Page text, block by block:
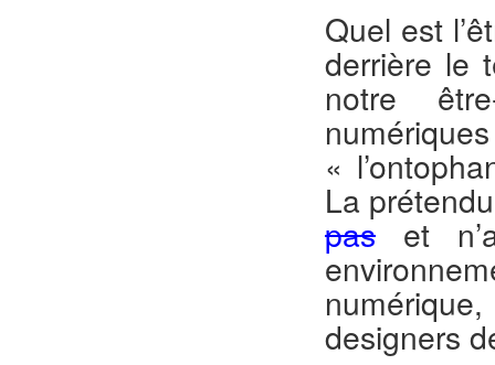
Quel est
derrière le
notre
«
La
pas et
designers